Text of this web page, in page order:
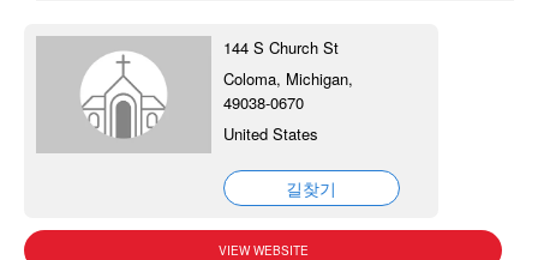
144 S Church St
Coloma, Michigan,
49038-0670
United States
길찾기
VIEW WEBSITE